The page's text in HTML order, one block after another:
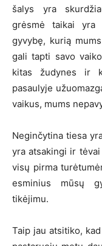
šalys yra
grėsmė taikai
gyvybę, kurią
gali tapti savo
kitas žudynes ir
pasaulyje
vaikus, mums
Neginčytina tiesa
yra atsakingi ir
visų pirma
esminius mūsų
tikėjimu.
Taip jau atsitiko,